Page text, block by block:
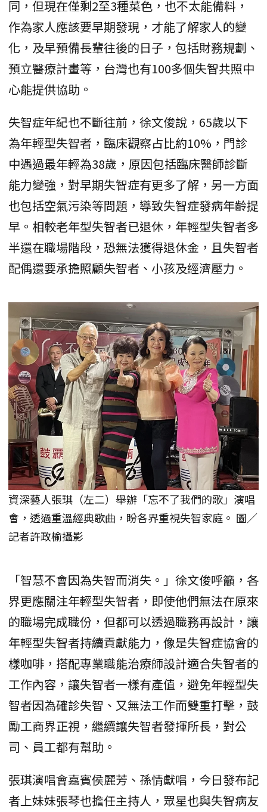
同，但現在僅剩2至3種菜色，也不太能備料，
作為家人應該要早期發現，才能了解家人的變
化，及早預備長輩往後的日子，包括財務規劃、
預立醫療計畫等，台灣也有100多個失智共照中
心能提供協助。
失智症年紀也不斷往前，徐文俊說，65歲以下
為年輕型失智者，臨床觀察占比約10%，門診
中遇過最年輕為38歲，原因包括臨床醫師診斷
能力變強，對早期失智症有更多了解，另一方面
也包括空氣污染等問題，導致失智症發病年齡提
早。相較老年型失智者已退休，年輕型失智者多
半還在職場階段，恐無法獲得退休金，且失智者
配偶還要承擔照顧失智者、小孩及經濟壓力。
資深藝人張琪（左二）舉辦「忘不了我們的歌」演唱
會，透過重溫經典歌曲，盼各界重視失智家庭。 圖／
記者許政榆攝影
「智慧不會因為失智而消失。」徐文俊呼籲，各
界更應關注年輕型失智者，即使他們無法在原來
的職場完成職份，但都可以透過職務再設計，讓
年輕型失智者持續貢獻能力，像是失智症協會的
樣咖啡，搭配專業職能治療師設計適合失智者的
工作內容，讓失智者一樣有產值，避免年輕型失
智者因為確診失智、又無法工作而雙重打擊，鼓
勵工商界正視，繼續讓失智者發揮所長，對公
司、員工都有幫助。
張琪演唱會嘉賓侯麗芳、孫情獻唱，今日發布記
者上妹妹張琴也擔任主持人，眾星也與失智病友